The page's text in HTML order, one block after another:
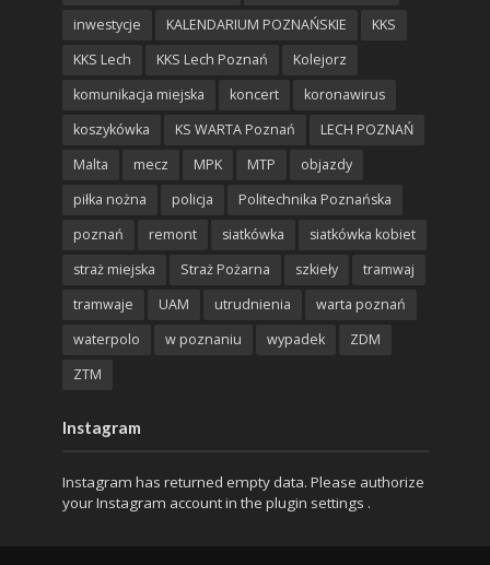
inwestycje
KALENDARIUM POZNAŃSKIE
KKS
KKS Lech
KKS Lech Poznań
Kolejorz
komunikacja miejska
koncert
koronawirus
koszykówka
KS WARTA Poznań
LECH POZNAŃ
Malta
mecz MPK MTP
objazdy
piłka nożna
policja
Politechnika Poznańska
poznań
remont siatkówka
siatkówka kobiet
straż miejska
Straż Pożarna szkieły
tramwaj
tramwaje
UAM utrudnienia
warta poznań
waterpolo
w poznaniu wypadek
ZDM
ZTM
Instagram
Instagram has returned empty data. Please authorize
your Instagram account in the plugin settings .